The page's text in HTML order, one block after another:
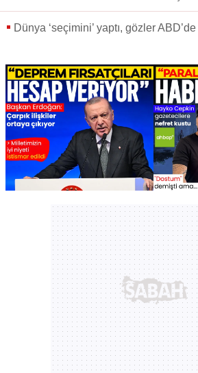
Dünya ‘seçimini’ yaptı, gözler ABD’de